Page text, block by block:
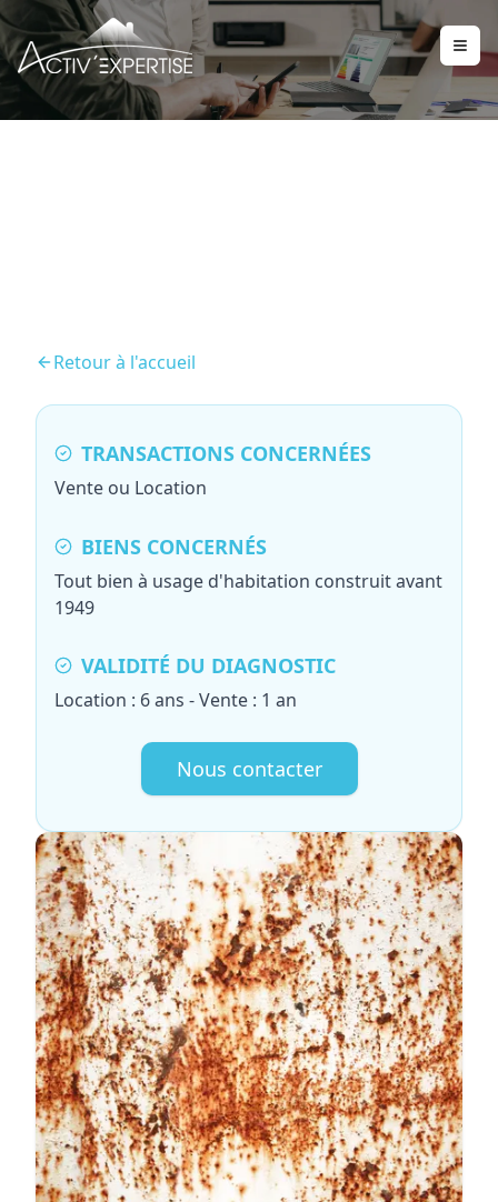
Retour à l'accueil
TRANSACTIONS CONCERNÉES
Vente ou Location
BIENS CONCERNÉS
Tout bien à usage d'habitation construit avant
1949
VALIDITÉ DU DIAGNOSTIC
Location : 6 ans - Vente : 1 an
Nous contacter